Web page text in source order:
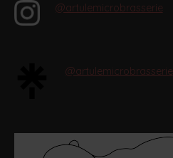
@artulemicrobrasserie
@artulemicrobrasserie